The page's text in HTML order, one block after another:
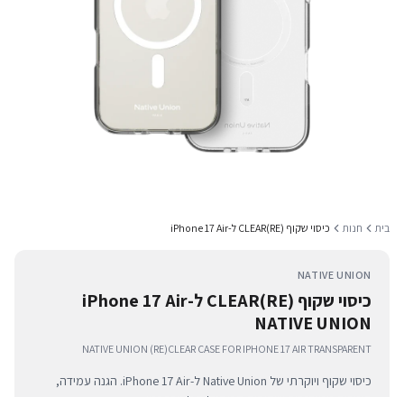
בית חנות כיסוי שקוף (RE)CLEAR ל-iPhone 17 Air
NATIVE UNION
כיסוי שקוף (RE)CLEAR ל-iPhone 17 Air
NATIVE UNION
NATIVE UNION (RE)CLEAR CASE FOR IPHONE 17 AIR TRANSPARENT
כיסוי שקוף ויוקרתי של Native Union ל-iPhone 17 Air. הגנה עמידה,